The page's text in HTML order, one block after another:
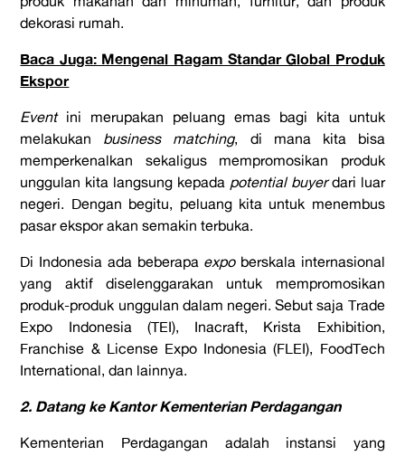
dekorasi rumah.
Baca Juga: Mengenal Ragam Standar Global Produk
Ekspor
Eventini merupakan peluang emas bagi kita untuk
melakukan business matching, di mana kita bisa
memperkenalkan sekaligus mempromosikan produk
unggulan kita langsung kepada potential buyerdari luar
negeri. Dengan begitu, peluang kita untuk menembus
pasar ekspor akan semakin terbuka.
Di Indonesia ada beberapa expo berskala internasional
yang aktif diselenggarakan untuk mempromosikan
produk-produk unggulan dalam negeri. Sebut saja Trade
Expo Indonesia (TEI), Inacraft, Krista Exhibition,
Franchise & License Expo Indonesia (FLEI), FoodTech
International, dan lainnya.
2. Datang ke Kantor Kementerian Perdagangan
Kementerian Perdagangan adalah instansi yang